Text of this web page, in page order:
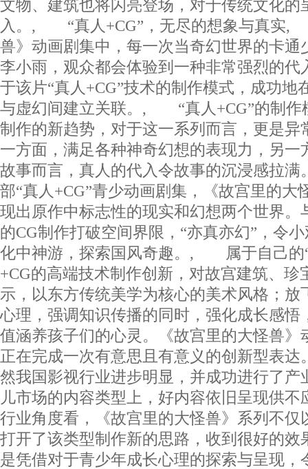
文物、建筑也将闪亮登场，对于传统文化的
入。, “真人+CG”，无尽的想象与真实
兽》动画剧集中，每一次当奇幻世界的卡通
李小雨，观众都会体验到一种非常强烈的代
于该片“真人+CG”技术的制作模式，成功地
与虚幻间建立关联。, “真人+CG”的制作
制作的新趋势，对于这一系列而言，更是异
一方面，满足各种神奇幻想的表现力，另一
故事而言，真人的代入令故事的沉浸感
部“真人+CG”青少动画剧集，《故宫里的大
现出原作中标志性的现实和幻想两个世界。
的CG制作打破空间界限，“亦真亦幻”，令
化中神游，探索国风奇趣。, 属于自己
+CG的高端技术制作创新，对故宫建筑、珍
示，以东方传统美学为核心的美术风格；放
心理，强调知识传播的同时，强化成长感悟
值涵养孩子们的心灵。《故宫里的大怪兽》
正在完成一次有意思且有意义的创新型
然我国影视行业进步明显，并成功进行了产
儿市场的内容类型上，好内容依旧呈现
行业角度看，《故宫里的大怪兽》系列不仅
打开了该类型制作新的思路，收到很好的效
是凭借对于青少年成长心理的探索与呈现，